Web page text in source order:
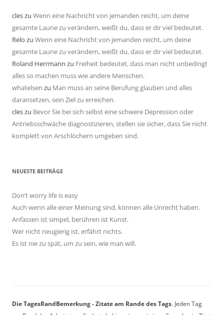
cleszu Wenn eine Nachricht von jemanden reicht, um deine
gesamte Laune zu verändern, weißt du, dass er dir viel bedeutet.
Relo zu Wenn eine Nachricht von jemanden reicht, um deine
gesamte Laune zu verändern, weißt du, dass er dir viel bedeutet.
Roland Herrmann zu Freiheit bedeutet, dass man nicht unbedingt
alles so machen muss wie andere Menschen.
whatelsen zu Man muss an seine Berufung glauben und alles
daransetzen, sein Ziel zu erreichen.
cleszu Bevor Sie bei sich selbst eine schwere Depression oder
Antriebsschwäche diagnostizieren, stellen sie sicher, dass Sie nicht
komplett von Arschlöchern umgeben sind.
NEUESTE BEITRÄGE
Don’t worry life is easy
Auch wenn alle einer Meinung sind, können alle Unrecht haben.
Anfassen ist simpel, berühren ist Kunst.
Wer nicht neugierig ist, erfährt nichts.
Es ist nie zu spät, um zu sein, wie man will.
Die TagesRandBemerkung - Zitate am Rande des Tags. Jeden Tag